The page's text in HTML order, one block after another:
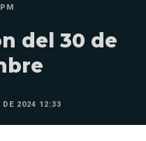
del 30 de
DE 2024 12:33